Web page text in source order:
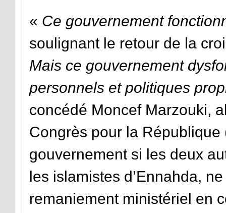
« Ce gouvernement
soulignant le retour de la
Mais ce gouvernement
personnels et politiques
concédé Moncef Marzouki,
Congrès pour la
gouvernement si les deux
les islamistes d’Ennahda,
remaniement ministériel en